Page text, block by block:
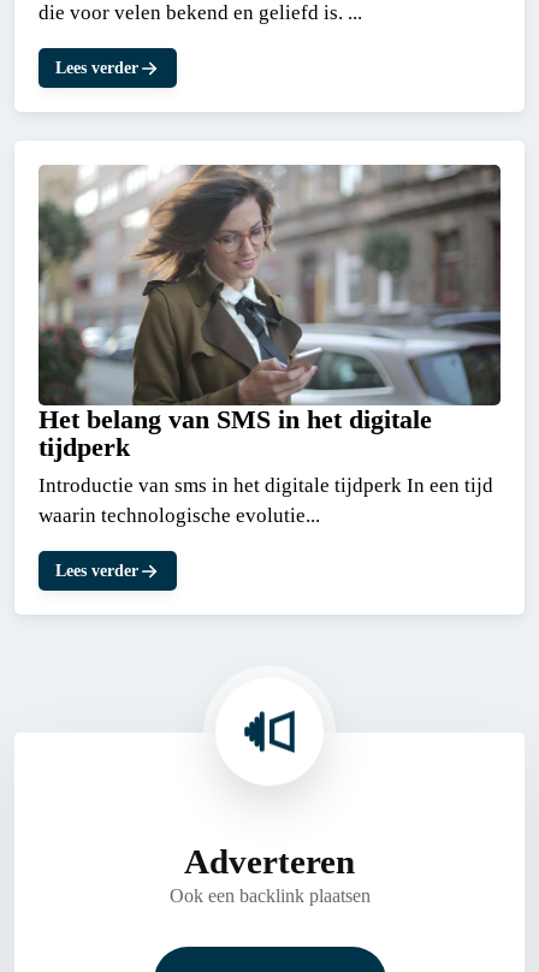
die voor velen bekend en geliefd is. ...
Lees verder
Het belang van SMS in het digitale
tijdperk
Introductie van sms in het digitale tijdperk In een tijd
waarin technologische evolutie...
Lees verder
Adverteren
Ook een backlink plaatsen